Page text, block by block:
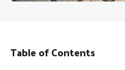
Table of Contents